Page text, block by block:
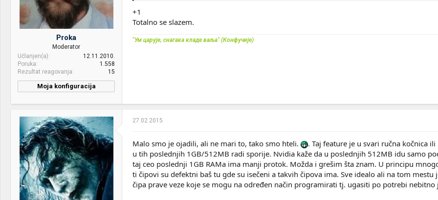
Proka
Moderator
Učlanjen(a)
12.11.2010.
Poruka
1.558
Rezultat reagovanja
15
Moja konfiguracija
Name:
CPU & cooler: I7 4790k
Motherboard: Asus Maximus VII Impact
RAM:
Klevv 2x8gb 2400mhz, WC
Alphacool D-RAM Modul
VGA & cooler: ASUS 980TI
Display: ASUS PG348Q
+1
Totalno se slazem.
"Ум царује, снагака кладе ваља" (Конфучије)
27.02.2015.
Malo smo je ojadili, ali ne mari to, tako smo hteli.
. Taj feature je u svari ručna kočnica
u tih poslednjih 1GB/512MB radi sporije. Nvidia kaže da u poslednjih 512MB idu samo
taj ceo poslednji 1GB RAMa ima manji protok. Možda i grešim šta znam. U principu
ti čipovi su defektni baš tu gde su isečeni a takvih čipova ima. Sve idealo ali na tom
čipa prave veze koje se mogu na određen način programirati tj. ugasiti po potrebi nebitno